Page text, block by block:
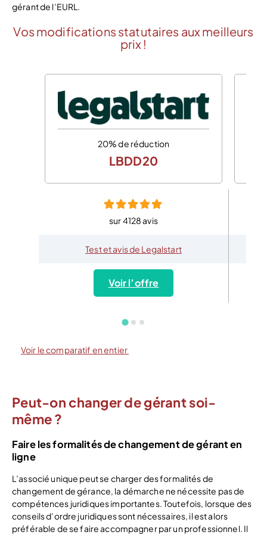
gérant de l’EURL.
Vos modifications statutaires aux meilleurs
prix !
20% de réduction
LBDD20
sur 4128 avis
Test et avis de Legalstart
Voir l’offre
Voir le comparatif en entier
Peut-on changer de gérant soi-
même ?
Faire les formalités de changement de gérant en
ligne
L’associé unique peut se charger des formalités de
changement de gérance, la démarche ne nécessite pas de
compétences juridiques importantes. Toutefois, lorsque des
conseils d’ordre juridiques sont nécessaires, il est alors
préférable de se faire accompagner par un professionnel. Il